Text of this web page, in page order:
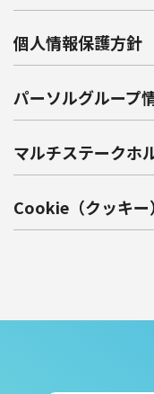
個人情報保護方針
パーソルグループ
マルチステークホ
Cookie（クッキー